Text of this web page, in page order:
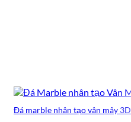
Đá marble nhân tạo vân mây 3D